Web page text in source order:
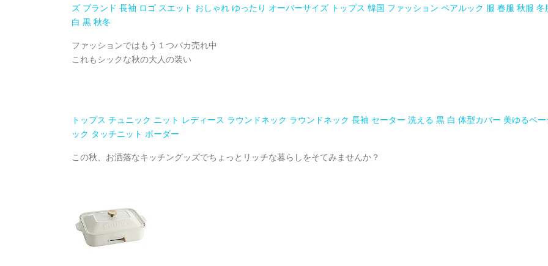
ズ ブランド 長袖 ロゴ スエット おしゃれ ゆったり オーバーサイズ トップス 韓国 ファッション ペアルック 服 春服 秋服 冬
白 黒 秋冬
ファッションではもう１つバカ売れ中
これもシックな秋の大人の装い
トップス チュニック ニット レディース ラウンドネック ラウンドネック 長袖 セーター 洗える 黒 白 体型カバー 美ゆるベ
ック タッチニット ボーダー
この秋、お洒落なキッチングッズでちょっとリッチな暮らしをそてみませんか？